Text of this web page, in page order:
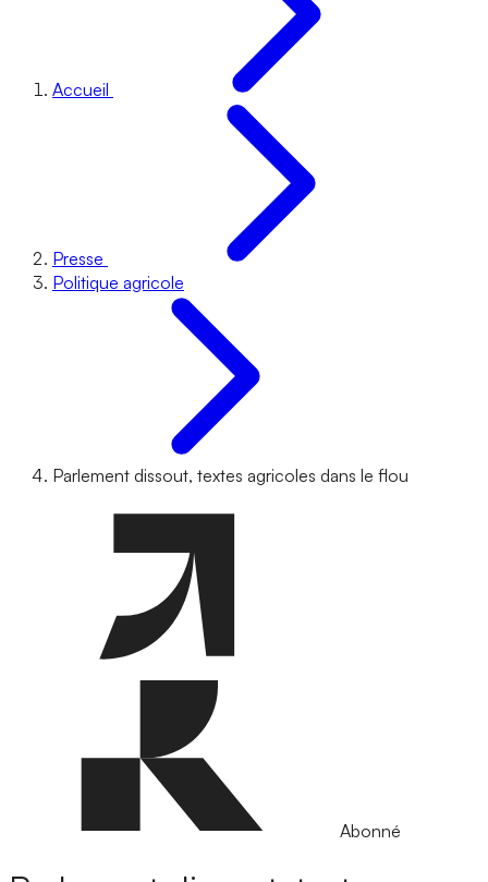
Accueil
Presse
Politique agricole
Parlement dissout, textes agricoles dans le flou
Abonné